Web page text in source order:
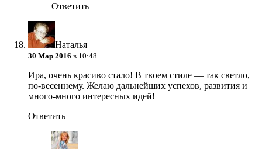
Ответить
Наталья
30 Мар 2016 в 10:48
Ира, очень красиво стало! В твоем стиле — так светло,
по-весеннему. Желаю дальнейших успехов, развития и
много-много интересных идей!
Ответить